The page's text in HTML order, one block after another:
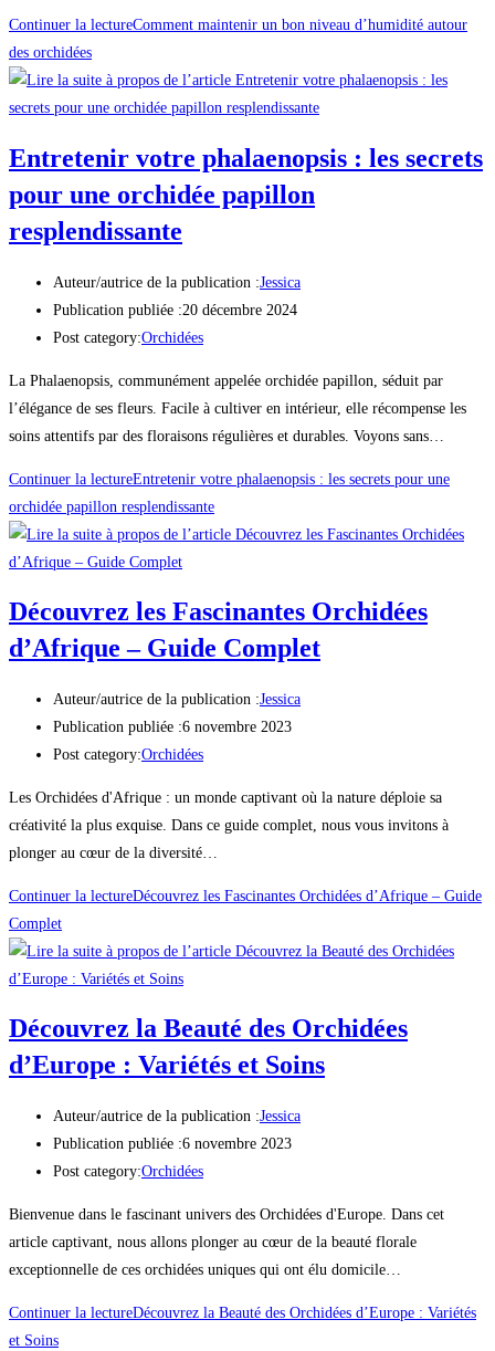
Continuer la lectureComment maintenir un bon niveau d’humidité autour
des orchidées
Entretenir votre phalaenopsis : les secrets
pour une orchidée papillon
resplendissante
Auteur/autrice de la publication :Jessica
Publication publiée :20 décembre 2024
Post category:Orchidées
La Phalaenopsis, communément appelée orchidée papillon, séduit par
l’élégance de ses fleurs. Facile à cultiver en intérieur, elle récompense les
soins attentifs par des floraisons régulières et durables. Voyons sans…
Continuer la lectureEntretenir votre phalaenopsis : les secrets pour une
orchidée papillon resplendissante
Découvrez les Fascinantes Orchidées
d’Afrique – Guide Complet
Auteur/autrice de la publication :Jessica
Publication publiée :6 novembre 2023
Post category:Orchidées
Les Orchidées d'Afrique : un monde captivant où la nature déploie sa
créativité la plus exquise. Dans ce guide complet, nous vous invitons à
plonger au cœur de la diversité…
Continuer la lectureDécouvrez les Fascinantes Orchidées d’Afrique – Guide
Complet
Découvrez la Beauté des Orchidées
d’Europe : Variétés et Soins
Auteur/autrice de la publication :Jessica
Publication publiée :6 novembre 2023
Post category:Orchidées
Bienvenue dans le fascinant univers des Orchidées d'Europe. Dans cet
article captivant, nous allons plonger au cœur de la beauté florale
exceptionnelle de ces orchidées uniques qui ont élu domicile…
Continuer la lectureDécouvrez la Beauté des Orchidées d’Europe : Variétés
et Soins